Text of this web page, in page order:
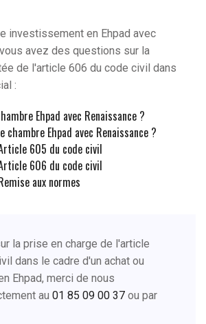
investissement en Ehpad avec
avez des questions sur la
de l'article 606 du code civil dans
:
Ehpad avec Renaissance ?
chambre Ehpad avec Renaissance ?
605 du code civil
606 du code civil
aux normes
la prise en charge de l'article
dans le cadre d'un achat ou
Ehpad, merci de nous
au 01 85 09 00 37 ou par